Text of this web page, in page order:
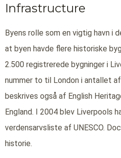
Infrastructure
Byens rolle som en vigtig havn i
at byen havde flere historiske
2.500 registrerede bygninger i
nummer to til London i antallet
beskrives også af English
England. I 2004 blev Liverpools
verdensarvsliste af UNESCO.
historie.